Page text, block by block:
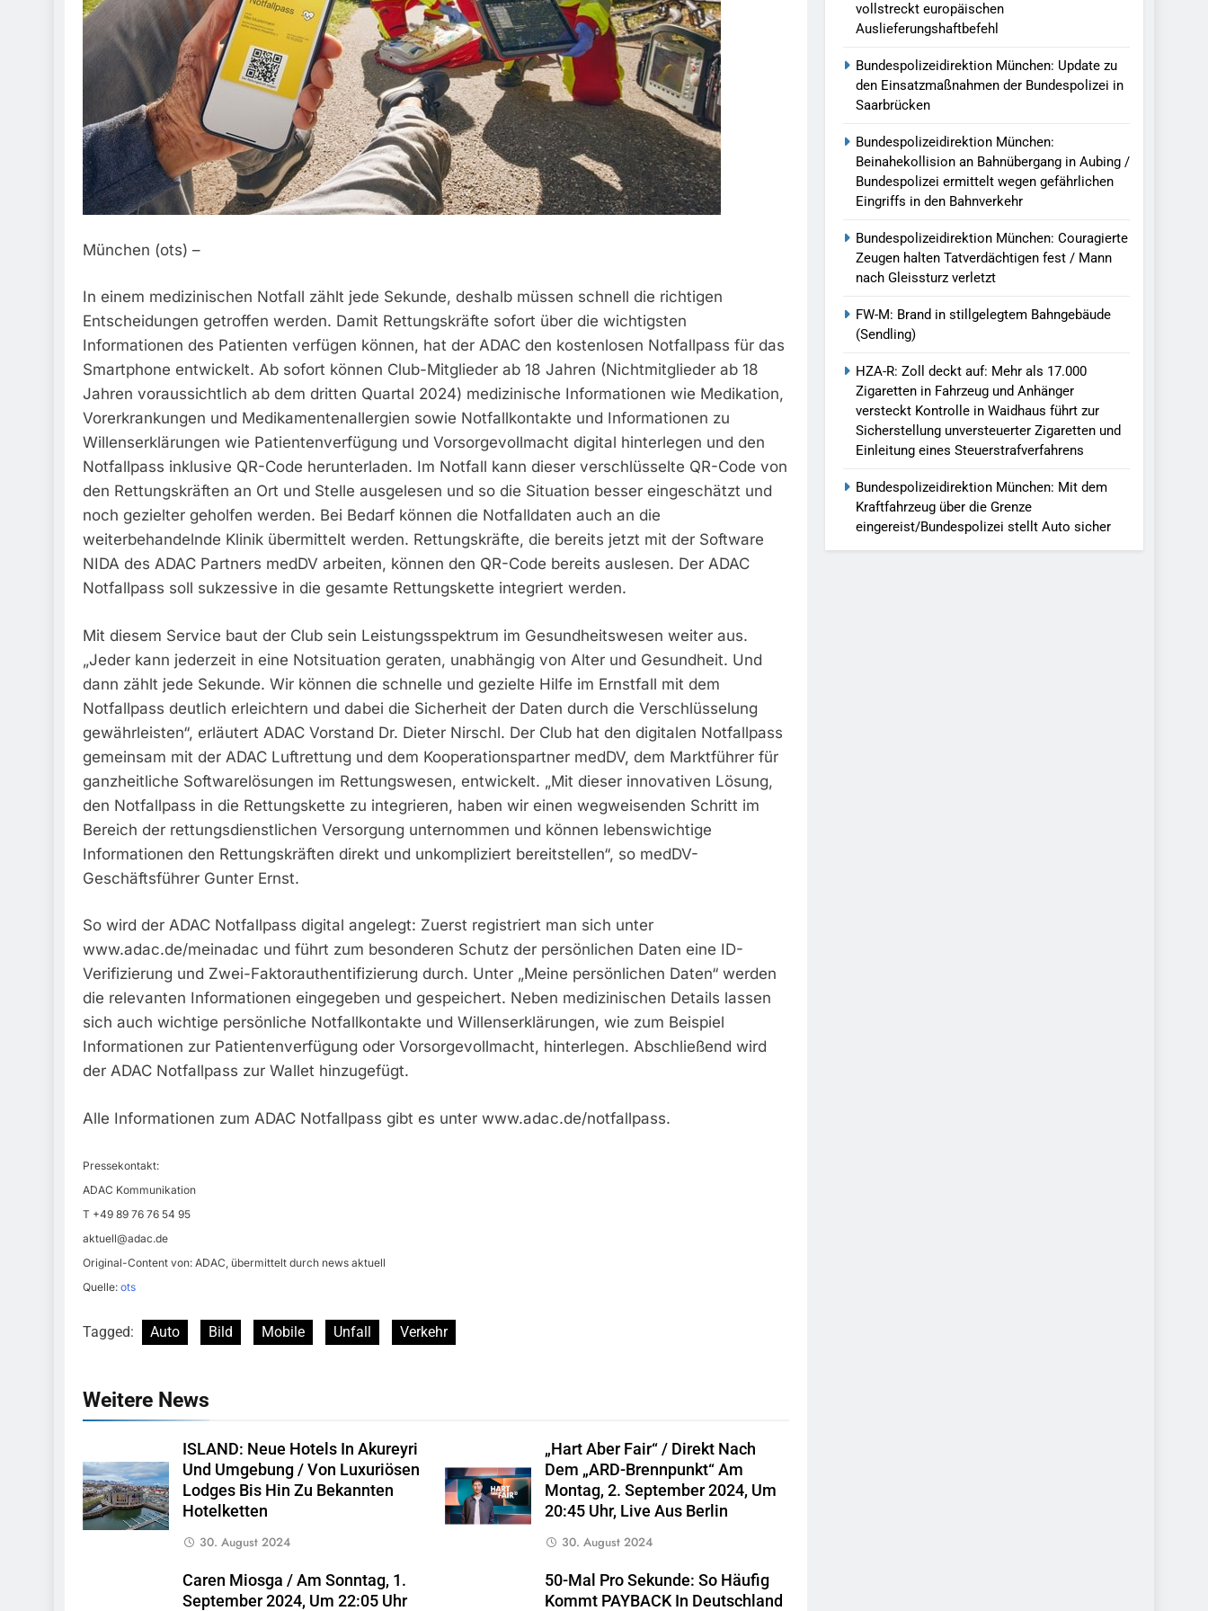
München (ots) –
In einem medizinischen Notfall zählt jede Sekunde, deshalb müssen schnell die richtigen
Entscheidungen getroffen werden. Damit Rettungskräfte sofort über die wichtigsten
Informationen des Patienten verfügen können, hat der ADAC den kostenlosen Notfallpass für das
Smartphone entwickelt. Ab sofort können Club-Mitglieder ab 18 Jahren (Nichtmitglieder ab 18
Jahren voraussichtlich ab dem dritten Quartal 2024) medizinische Informationen wie Medikation,
Vorerkrankungen und Medikamentenallergien sowie Notfallkontakte und Informationen zu
Willenserklärungen wie Patientenverfügung und Vorsorgevollmacht digital hinterlegen und den
Notfallpass inklusive QR-Code herunterladen. Im Notfall kann dieser verschlüsselte QR-Code von
den Rettungskräften an Ort und Stelle ausgelesen und so die Situation besser eingeschätzt und
noch gezielter geholfen werden. Bei Bedarf können die Notfalldaten auch an die
weiterbehandelnde Klinik übermittelt werden. Rettungskräfte, die bereits jetzt mit der Software
NIDA des ADAC Partners medDV arbeiten, können den QR-Code bereits auslesen. Der ADAC
Notfallpass soll sukzessive in die gesamte Rettungskette integriert werden.
Mit diesem Service baut der Club sein Leistungsspektrum im Gesundheitswesen weiter aus.
„Jeder kann jederzeit in eine Notsituation geraten, unabhängig von Alter und Gesundheit. Und
dann zählt jede Sekunde. Wir können die schnelle und gezielte Hilfe im Ernstfall mit dem
Notfallpass deutlich erleichtern und dabei die Sicherheit der Daten durch die Verschlüsselung
gewährleisten“, erläutert ADAC Vorstand Dr. Dieter Nirschl. Der Club hat den digitalen Notfallpass
gemeinsam mit der ADAC Luftrettung und dem Kooperationspartner medDV, dem Marktführer für
ganzheitliche Softwarelösungen im Rettungswesen, entwickelt. „Mit dieser innovativen Lösung,
den Notfallpass in die Rettungskette zu integrieren, haben wir einen wegweisenden Schritt im
Bereich der rettungsdienstlichen Versorgung unternommen und können lebenswichtige
Informationen den Rettungskräften direkt und unkompliziert bereitstellen“, so medDV-
Geschäftsführer Gunter Ernst.
So wird der ADAC Notfallpass digital angelegt: Zuerst registriert man sich unter
www.adac.de/meinadac und führt zum besonderen Schutz der persönlichen Daten eine ID-
Verifizierung und Zwei-Faktorauthentifizierung durch. Unter „Meine persönlichen Daten“ werden
die relevanten Informationen eingegeben und gespeichert. Neben medizinischen Details lassen
sich auch wichtige persönliche Notfallkontakte und Willenserklärungen, wie zum Beispiel
Informationen zur Patientenverfügung oder Vorsorgevollmacht, hinterlegen. Abschließend wird
der ADAC Notfallpass zur Wallet hinzugefügt.
Alle Informationen zum ADAC Notfallpass gibt es unter www.adac.de/notfallpass.
Pressekontakt:
ADAC Kommunikation
T +49 89 76 76 54 95
aktuell@adac.de
Original-Content von: ADAC, übermittelt durch news aktuell
Quelle: ots
Tagged: Auto Bild Mobile Unfall Verkehr
Weitere News
ISLAND: Neue Hotels In Akureyri
Und Umgebung / Von Luxuriösen
Lodges Bis Hin Zu Bekannten
Hotelketten
30. August 2024
„hart Aber Fair“ / Direkt Nach
Dem „ARD-Brennpunkt“ Am
Montag, 2. September 2024, Um
20:45 Uhr, Live Aus Berlin
30. August 2024
Caren Miosga / Am Sonntag, 1.
September 2024, Um 22:05 Uhr
50-Mal Pro Sekunde: So Häufig
Kommt PAYBACK In Deutschland
vollstreckt europäischen
Auslieferungshaftbefehl
Bundespolizeidirektion München: Update zu
den Einsatzmaßnahmen der Bundespolizei in
Saarbrücken
Bundespolizeidirektion München:
Beinahekollision an Bahnübergang in Aubing /
Bundespolizei ermittelt wegen gefährlichen
Eingriffs in den Bahnverkehr
Bundespolizeidirektion München: Couragierte
Zeugen halten Tatverdächtigen fest / Mann
nach Gleissturz verletzt
FW-M: Brand in stillgelegtem Bahngebäude
(Sendling)
HZA-R: Zoll deckt auf: Mehr als 17.000
Zigaretten in Fahrzeug und Anhänger
versteckt Kontrolle in Waidhaus führt zur
Sicherstellung unversteuerter Zigaretten und
Einleitung eines Steuerstrafverfahrens
Bundespolizeidirektion München: Mit dem
Kraftfahrzeug über die Grenze
eingereist/Bundespolizei stellt Auto sicher